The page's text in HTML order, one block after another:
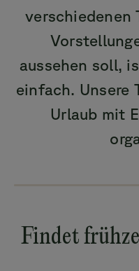
verschiedenen
aussehen soll,
einfach. Unsere
Urlaub mit
Findet